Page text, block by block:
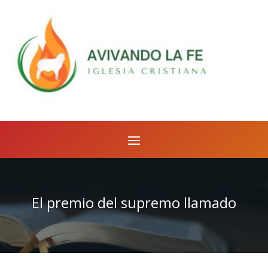
El premio del supremo llamado